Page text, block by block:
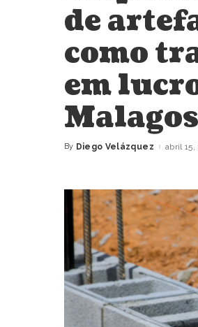
de
como
em
Posted
By Diego Velázquez abril